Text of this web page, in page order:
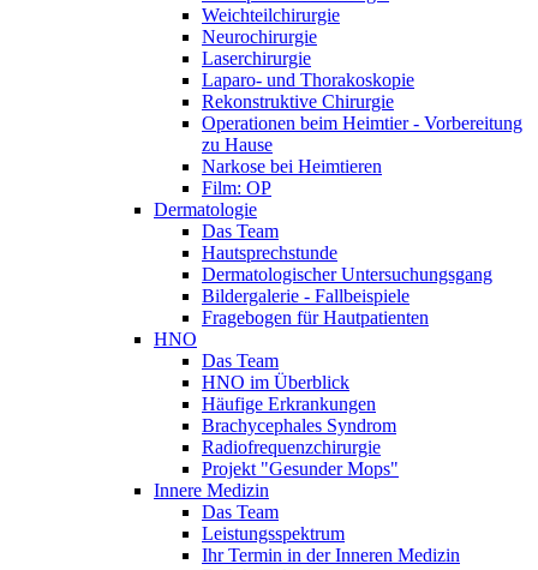
Weichteilchirurgie
Neurochirurgie
Laserchirurgie
Laparo- und Thorakoskopie
Rekonstruktive Chirurgie
Operationen beim Heimtier - Vorbereitung
zu Hause
Narkose bei Heimtieren
Film: OP
Dermatologie
Das Team
Hautsprechstunde
Dermatologischer Untersuchungsgang
Bildergalerie - Fallbeispiele
Fragebogen für Hautpatienten
HNO
Das Team
HNO im Überblick
Häufige Erkrankungen
Brachycephales Syndrom
Radiofrequenzchirurgie
Projekt "Gesunder Mops"
Innere Medizin
Das Team
Leistungsspektrum
Ihr Termin in der Inneren Medizin